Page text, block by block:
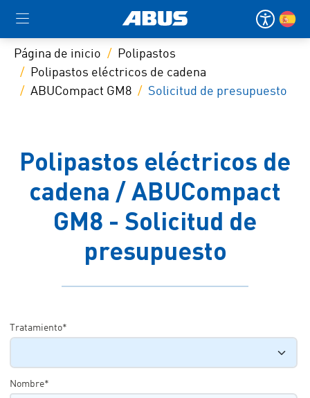
Página de inicio
Polipastos
Polipastos eléctricos de cadena
ABUCompact GM8
Solicitud de presupuesto
Polipastos eléctricos de
cadena / ABUCompact
GM8 - Solicitud de
presupuesto
Tratamiento*
Nombre*